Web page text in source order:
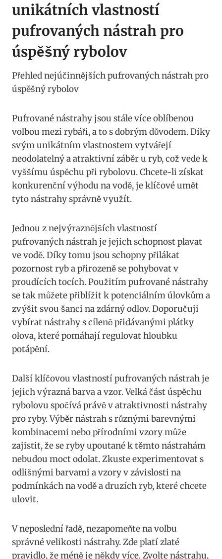
unikátních vlastností
pufrovaných nástrah pro
úspěšný rybolov
Přehled ⁣nejúčinnějších pufrovaných nástrah pro
úspěšný rybolov
Pufrované nástrahy jsou stále více oblíbenou
volbou mezi rybáři, a ‍to⁣ s dobrým důvodem. ‍Díky
svým unikátním vlastnostem vytvářejí
neodolatelný a atraktivní záběr u ryb, což vede k
vyššímu úspěchu při rybolovu. Chcete-li získat
konkurenční výhodu na vodě, je​ klíčové umět
⁤tyto nástrahy správně využít.
Jednou z nejvýraznějších⁢ vlastností
pufrovaných nástrah je jejich schopnost plavat
ve‌ vodě. ⁤Díky tomu jsou schopny přilákat​
pozornost⁢ ryb a ⁢přirozeně se pohybovat v‍
proudících tocích. Použitím pufrované nástrahy
se tak ​můžete přiblížit k ​potenciálním úlovkům a
zvýšit svou šanci na zdárný odlov. Doporučuji
vybírat nástrahy s cíleně přidávanými plátky
olova, které pomáhají regulovat ‍hloubku
potápění.
Další klíčovou vlastností⁤ pufrovaných nástrah ⁤je
jejich​ výrazná ‌barva a ​vzor. Velká část úspěchu
rybolovu spočívá ‍právě v atraktivnosti nástrahy
pro ryby.​ Výběr nástrah s různými barevnými
kombinacemi nebo přírodními vzory může
zajistit, že se ryby upoutané k těmto nástrahám⁣
nebudou​ moct odolat. Zkuste experimentovat s
odlišnými barvami a vzory v závislosti na⁣
podmínkách na vodě a druzích ryb, které chcete
ulovit.
V neposlední řadě, nezapomeňte na volbu
správné velikosti‌ nástrahy. Zde platí zlaté
pravidlo, že méně je někdy více. Zvolte nástrahu,